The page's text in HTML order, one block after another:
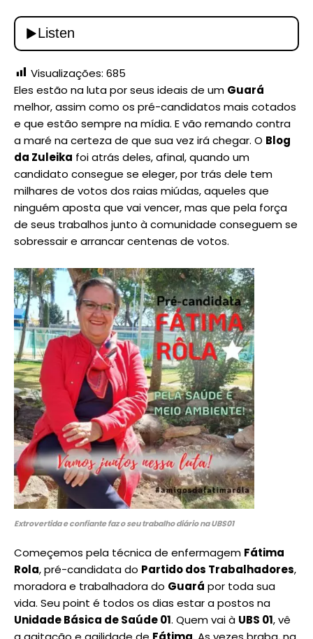
Visualizações: 685
Eles estão na luta por seus ideais de um Guará
melhor, assim como os pré-candidatos mais cotados
e que estão sempre na mídia. E vão remando contra
a maré na certeza de que sua vez irá chegar. O Blog
da Zuleika foi atrás deles, afinal, quando um
candidato consegue se eleger, por trás dele tem
milhares de votos dos raias miúdas, aqueles que
ninguém aposta que vai vencer, mas que pela força
de seus trabalhos junto à comunidade conseguem se
sobressair e arrancar centenas de votos.
Extrovertida e confiante faz o seu trabalho diário na UBS01
Começemos pela técnica de enfermagem Fátima
Rola, pré-candidata do Partido dos Trabalhadores,
moradora e trabalhadora do Guará por toda sua
vida. Seu point é todos os dias estar a postos na
Unidade Básica de Saúde 01. Quem vai à UBS 01, vê